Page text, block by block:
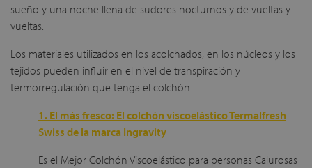
sueño y una noche llena de sudores nocturnos y de vueltas y
vueltas.
Los materiales utilizados en los acolchados, en los núcleos y los
tejidos pueden influir en el nivel de transpiración y
termorregulación que tenga el colchón.
1. El más fresco: El colchón viscoelástico Termalfresh
Swiss de la marca Ingravity
Es el Mejor Colchón Viscoelástico para personas Calurosas